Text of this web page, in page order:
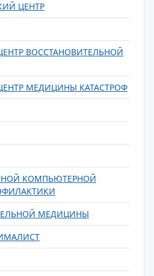
ЦЕНТР
ВОССТАНОВИТЕЛЬНОЙ
МЕДИЦИНЫ КАТАСТРОФ
КОМПЬЮТЕРНОЙ
МЕДИЦИНЫ